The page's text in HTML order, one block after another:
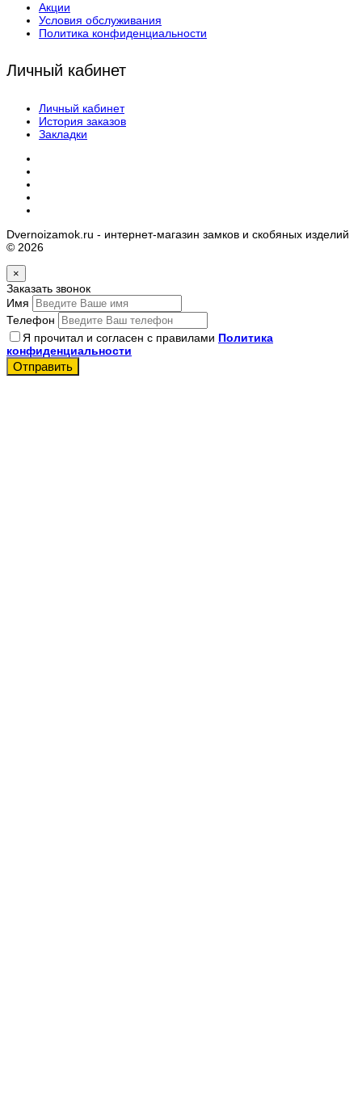
Акции
Условия обслуживания
Политика конфиденциальности
Личный кабинет
Личный кабинет
История заказов
Закладки
Dvernoizamok.ru - интернет-магазин замков и скобяных изделий
© 2026
×
Заказать звонок
Имя
Телефон
Я прочитал и согласен с правилами Политика
конфиденциальности
Отправить